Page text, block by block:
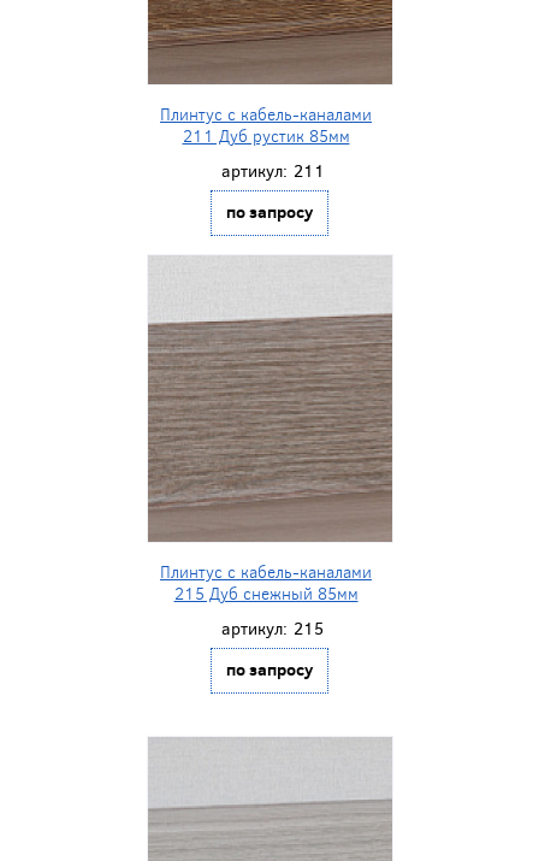
Плинтус с кабель-каналами
211 Дуб рустик 85мм
артикул: 211
по запросу
Плинтус с кабель-каналами
215 Дуб снежный 85мм
артикул: 215
по запросу